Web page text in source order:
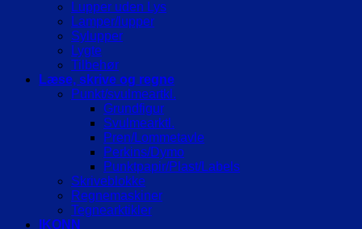
Lupper uden Lys
Lamper/lupper
Sylupper
Lygte
Tilbehør
Læse, skrive og regne
Punkt/svulmeartkl.
Grundfigur
Svulmearktl.
Pren/Lommetavle
Perkins/Dymo
Punktpapir/Plast/Labels
Skriveblokke
Regnemaskiner
Tegnearktikler
IKONN